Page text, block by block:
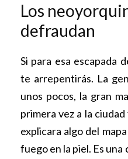
Los
defraudan
Si para esa escapada
te arrepentirás. La
unos pocos, la gran
primera vez a la
explicara algo del
fuego en la piel. Es una